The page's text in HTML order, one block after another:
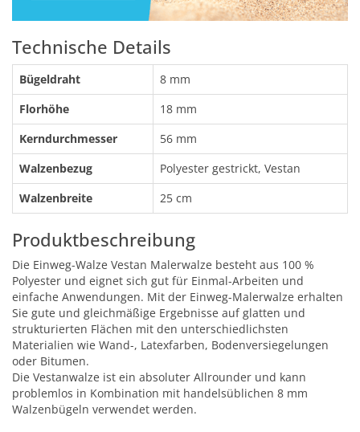
Technische Details
Bügeldraht
8 mm
Florhöhe
18 mm
Kerndurchmesser
56 mm
Walzenbezug
Polyester gestrickt, Vestan
Walzenbreite
25 cm
Produktbeschreibung
Die Einweg-Walze Vestan Malerwalze besteht aus 100 %
Polyester und eignet sich gut für Einmal-Arbeiten und
einfache Anwendungen. Mit der Einweg-Malerwalze erhalten
Sie gute und gleichmäßige Ergebnisse auf glatten und
strukturierten Flächen mit den unterschiedlichsten
Materialien wie Wand-, Latexfarben, Bodenversiegelungen
oder Bitumen.
Die Vestanwalze ist ein absoluter Allrounder und kann
problemlos in Kombination mit handelsüblichen 8 mm
Walzenbügeln verwendet werden.